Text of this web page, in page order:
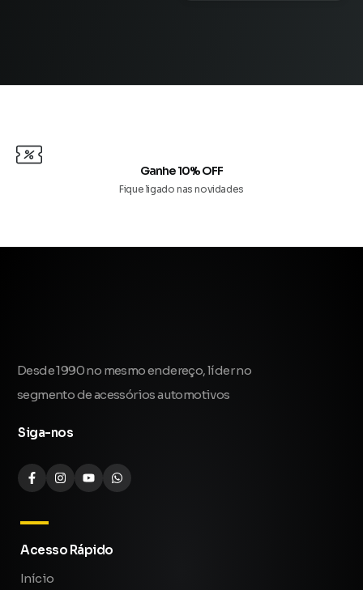
Ganhe 10% OFF
Fique ligado nas novidades
Desde 1990 no mesmo endereço, líder no
segmento de acessórios automotivos
Siga-nos
Acesso Rápido
Início